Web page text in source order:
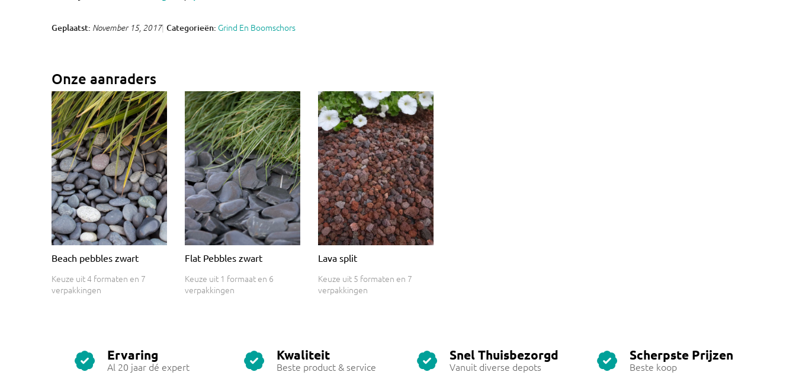
Geplaatst: November 15, 2017 Categorieën: Grind En Boomschors
Onze aanraders
Beach pebbles zwart
Keuze uit 4 formaten en 7
verpakkingen
Flat Pebbles zwart
Keuze uit 1 formaat en 6
verpakkingen
Lava split
Keuze uit 5 formaten en 7
verpakkingen
Ervaring
Al 20 jaar dé expert
Kwaliteit
Beste product & service
Snel Thuisbezorgd
Vanuit diverse depots
Scherpste Prijzen
Beste koop